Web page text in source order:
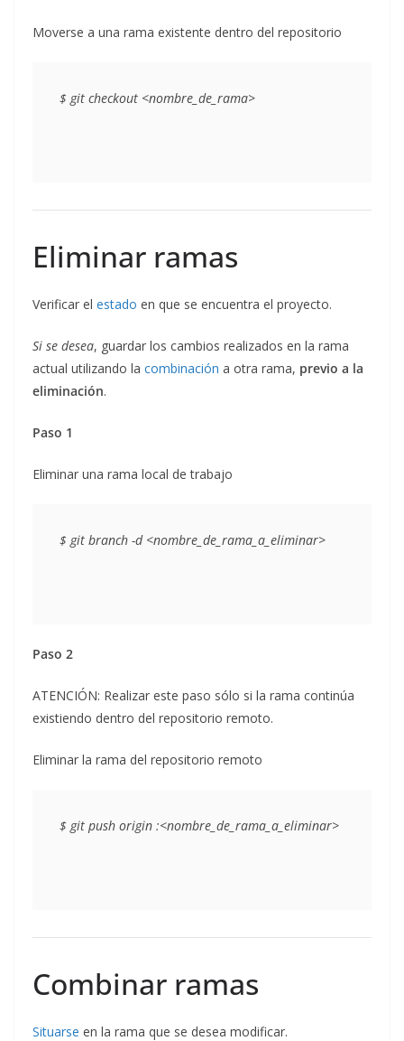
Moverse a una rama existente dentro del repositorio
Eliminar ramas
Verificar el estado en que se encuentra el proyecto.
Si se desea, guardar los cambios realizados en la rama
actual utilizando la combinación a otra rama, previo a la
eliminación.
Paso 1
Eliminar una rama local de trabajo
$ git branch -d
Paso 2
ATENCIÓN: Realizar este paso sólo si la rama continúa
existiendo dentro del repositorio remoto.
Eliminar la rama del repositorio remoto
Combinar ramas
Situarse en la rama que se desea modificar.